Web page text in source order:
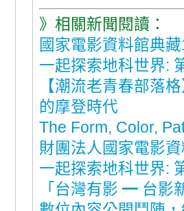
》相關新聞閱讀：
國家電影資料館典
一起探索地科世界:
【潮流老青春部落
的摩登時代
The Form, Color,
財團法人國家電影
一起探索地科世界:
「台灣有影 ━ 台影